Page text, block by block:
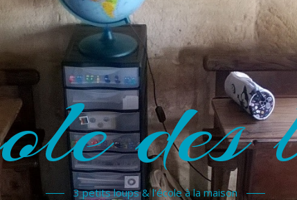
des
3 petits loups & l'école à la maison